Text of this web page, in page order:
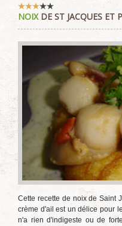
Vote
utilisateur: 3/5
NOIXDE ST JACQUES ET
Cette recette de noix de Saint
crème d'ail est un délice pour
n'a rien d'indigeste ou de